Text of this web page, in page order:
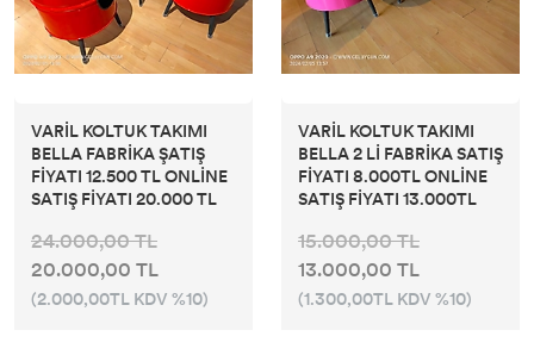
VARİL KOLTUK TAKIMI
BELLA FABRİKA ŞATIŞ
FİYATI 12.500 TL ONLİNE
SATIŞ FİYATI 20.000 TL
24.000,00 TL
20.000,00 TL
(2.000,00TL KDV %10)
VARİL KOLTUK TAKIMI
BELLA 2 Lİ FABRİKA SATIŞ
FİYATI 8.000TL ONLİNE
SATIŞ FİYATI 13.000TL
15.000,00 TL
13.000,00 TL
(1.300,00TL KDV %10)